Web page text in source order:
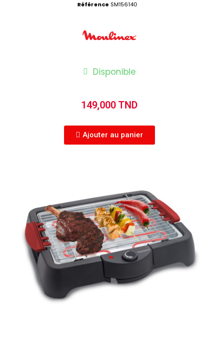
Référence SM156140
Disponible
149,000 TND
Ajouter au panier